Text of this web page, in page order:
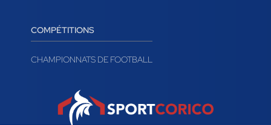
COMPÉTITIONS
CHAMPIONNATS DE FOOTBALL